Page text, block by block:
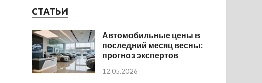
СТАТЬИ
Автомобильные цены в
последний месяц весны:
прогноз экспертов
12.05.2026